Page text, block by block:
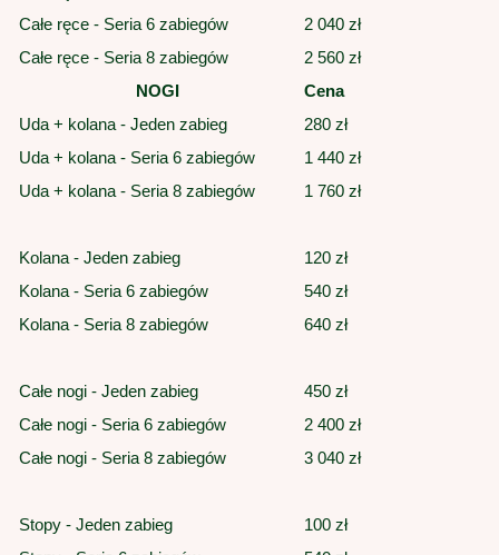
Całe ręce - Seria 6 zabiegów
2 040 zł
Całe ręce - Seria 8 zabiegów
2 560 zł
NOGI
Cena
Uda + kolana - Jeden zabieg
280 zł
Uda + kolana - Seria 6 zabiegów
1 440 zł
Uda + kolana - Seria 8 zabiegów
1 760 zł
Kolana - Jeden zabieg
120 zł
Kolana - Seria 6 zabiegów
540 zł
Kolana - Seria 8 zabiegów
640 zł
Całe nogi - Jeden zabieg
450 zł
Całe nogi - Seria 6 zabiegów
2 400 zł
Całe nogi - Seria 8 zabiegów
3 040 zł
Stopy - Jeden zabieg
100 zł